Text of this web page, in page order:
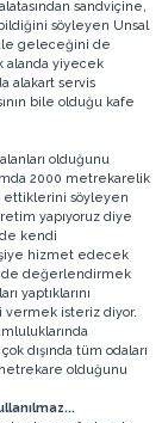
sandviçine,
söyleyen Unsal
geleceğini de
alanda yiyecek
alakart servis
bile olduğu kafe
olduğunu
2000 metrekarelik
ettiklerini söyleyen
yapıyoruz diye
kendi
hizmet edecek
de değerlendirmek
yaptıklarını
isteriz diyor.
dışında tüm odaları
metrekare olduğunu